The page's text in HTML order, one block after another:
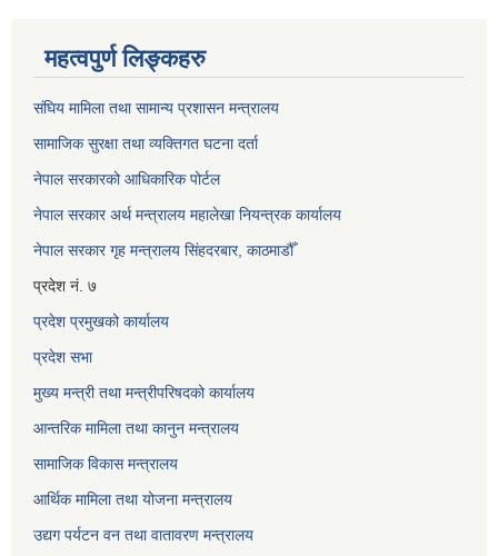
महत्वपुर्ण लिङ्कहरु
संघिय मामिला तथा सामान्य प्रशासन मन्त्रालय
सामाजिक सुरक्षा तथा व्यक्तिगत घटना दर्ता
नेपाल सरकारको आधिकारिक पोर्टल
नेपाल सरकार अर्थ मन्त्रालय महालेखा नियन्त्रक कार्यालय
नेपाल सरकार गृह मन्त्रालय सिंहदरबार, काठमाडौँ
प्रदेश नं. ७
प्रदेश प्रमुखको कार्यालय
प्रदेश सभा
मुख्य मन्त्री तथा मन्त्रीपरिषदको कार्यालय
आन्तरिक मामिला तथा कानुन मन्त्रालय
सामाजिक विकास मन्त्रालय
आर्थिक मामिला तथा योजना मन्त्रालय
उद्यग पर्यटन वन तथा वातावरण मन्त्रालय